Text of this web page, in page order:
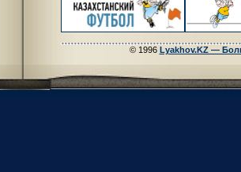
© 1996 Lyakhov.KZ —